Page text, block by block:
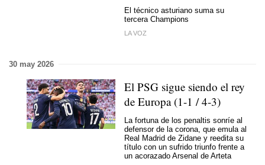
El técnico asturiano suma su
tercera Champions
LA VOZ
30 may 2026
El PSG sigue siendo el rey
de Europa (1-1 / 4-3)
La fortuna de los penaltis sonríe al
defensor de la corona, que emula al
Real Madrid de Zidane y reedita su
título con un sufrido triunfo frente a
un acorazado Arsenal de Arteta